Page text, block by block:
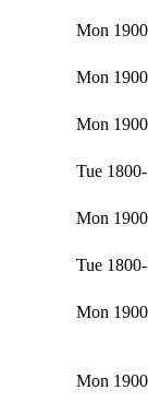
Mon
Mon
Mon
Tue
Mon
Tue
Mon
Mon